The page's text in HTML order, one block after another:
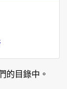
的目錄中。